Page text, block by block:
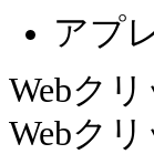
アプ
Webク
Webク